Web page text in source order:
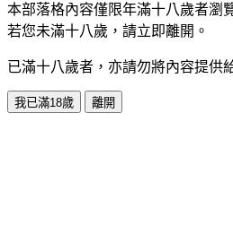
本部落格內容僅限年滿十八歲者瀏
若您未滿十八歲，請立即離開。
已滿十八歲者，亦請勿將內容提供
我已滿18歲 離開